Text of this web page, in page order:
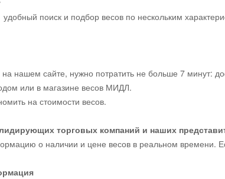
поиск и подбор весов по нескольким
нашем сайте, нужно потратить не больше 7 минут:
или в магазине весов МИДЛ.
на стоимости весов.
торговых компаний и наших
о наличии и цене весов в реальном времени.